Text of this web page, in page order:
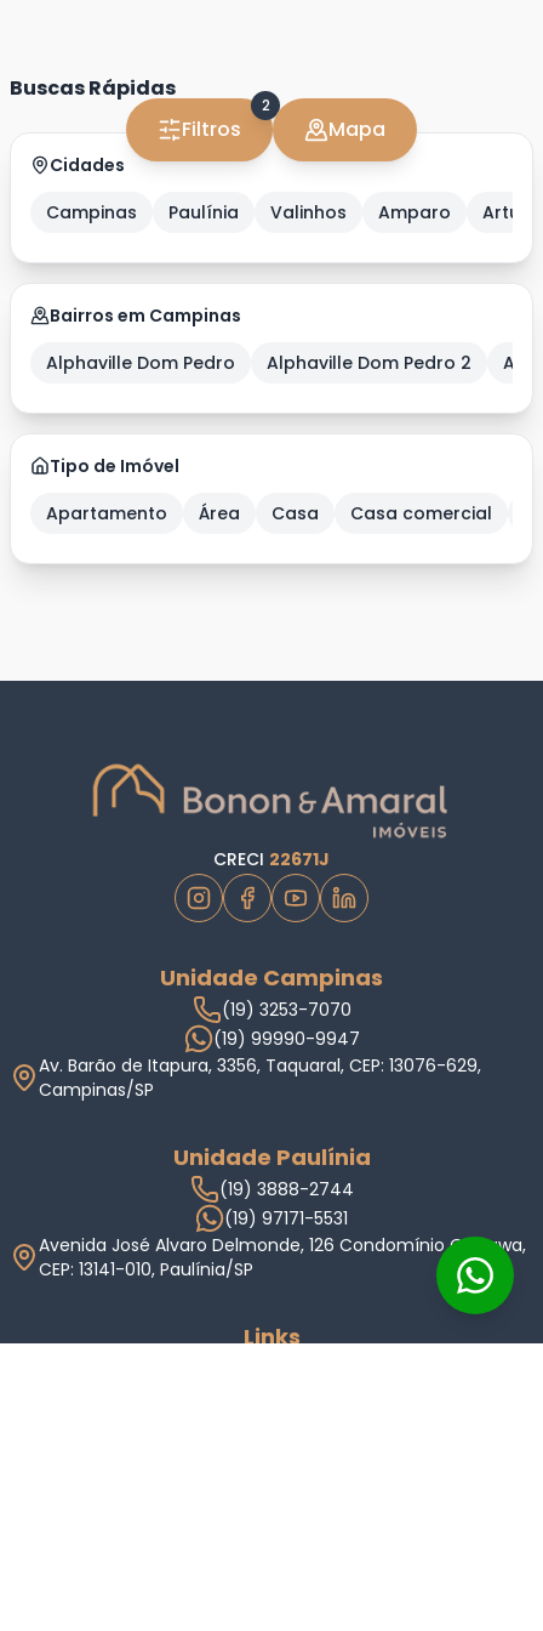
Filtros
2
Mapa
Buscas Rápidas
Cidades
Campinas
Paulínia Valinhos Amparo Artur
Bairros em Campinas
Alphaville Dom Pedro
Alphaville Dom Pedro 2
Tipo de Imóvel
Apartamento
Área Casa Casa comercial
CRECI 22671J
Unidade Campinas
(19) 3253-7070
(19) 99990-9947
Av. Barão de Itapura, 3356, Taquaral, CEP: 13076-629,
Campinas/SP
Unidade Paulínia
(19) 3888-2744
(19) 97171-5531
Avenida José Alvaro Delmonde, 126 Condomínio Okinawa,
CEP: 13141-010, Paulínia/SP
Links